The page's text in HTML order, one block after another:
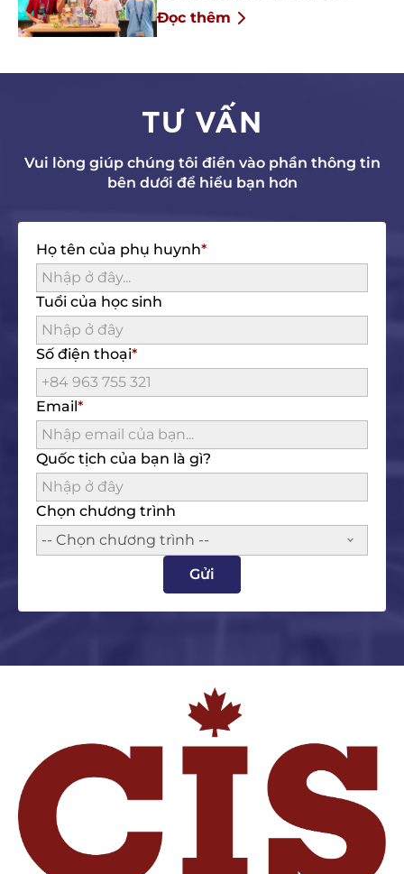
Đọc thêm
TƯ VẤN
Vui lòng giúp chúng tôi điền vào phần thông tin
bên dưới để hiểu bạn hơn
Họ tên của phụ huynh
Tuổi của học sinh
Số điện thoại
Email
Quốc tịch của bạn là gì?
Chọn chương trình
-- Chọn chương trình --
Gửi